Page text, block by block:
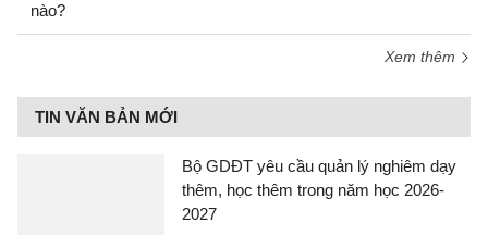
nào?
Xem thêm
TIN VĂN BẢN MỚI
Bộ GDĐT yêu cầu quản lý nghiêm dạy
thêm, học thêm trong năm học 2026-
2027